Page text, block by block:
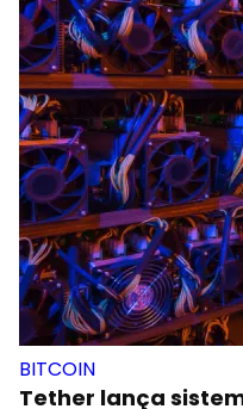
BITCOIN
Tether lança